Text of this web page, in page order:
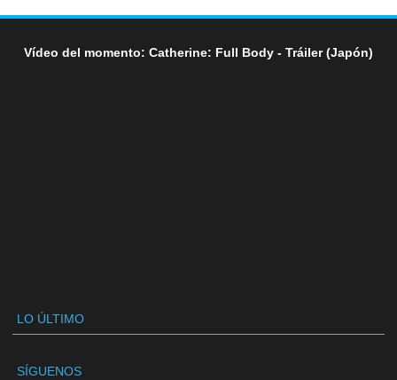
Vídeo del momento: Catherine: Full Body - Tráiler (Japón)
LO ÚLTIMO
SÍGUENOS